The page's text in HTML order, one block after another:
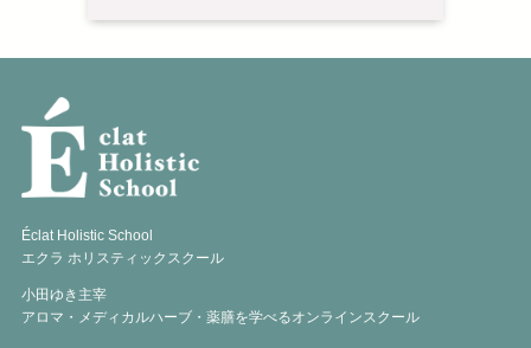
Éclat Holistic School
エクラ ホリスティックスクール
小田ゆき主宰
アロマ・メディカルハーブ・薬膳を学べるオンラインスクール